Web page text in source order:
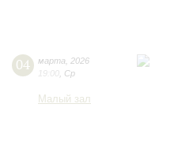
04 марта
2026
19:00 Ср
Малый зал